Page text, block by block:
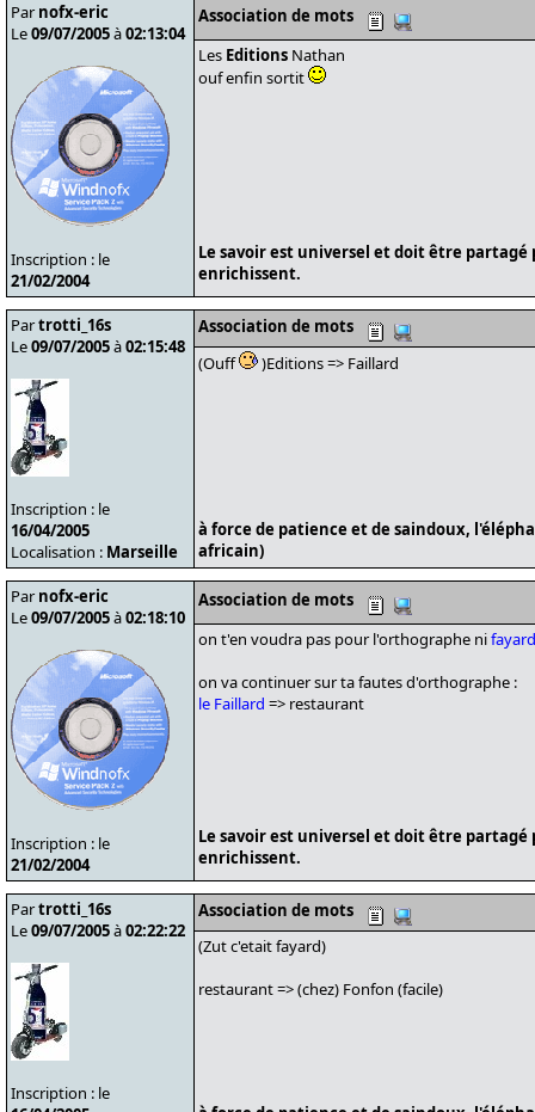
Par nofx-eric
Le09/07/2005à02:13:04
Inscription : le
21/02/2004
Association de mots
Les Editions Nathan
ouf enfin sortit
Le savoir est universel et doit être partagé
enrichissent.
Partrotti_16s
Le09/07/2005à02:15:48
Inscription : le
16/04/2005
Localisation : Marseille
Association de mots
(Ouff
)Editions => Faillard
à force de patience et de saindoux,
africain)
Par nofx-eric
Le09/07/2005à02:18:10
Inscription : le
21/02/2004
Association de mots
on t'en voudra pas pour l'orthographe nifayard
on va continuer sur ta fautes d'orthographe :
le Faillard => restaurant
Le savoir est universel et doit être partagé
enrichissent.
Partrotti_16s
Le09/07/2005à02:22:22
Inscription : le
Association de mots
(Zut c'etait fayard)
restaurant => (chez) Fonfon (facile)